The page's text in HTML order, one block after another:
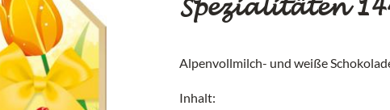
Spezialitäten
Alpenvollmilch- und weiße
Inhalt: